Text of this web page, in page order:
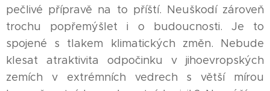
pečlivé přípravě na to příští. Neuškodí zároveň
trochu popřemýšlet i o budoucnosti. Je to
spojené s tlakem klimatických změn. Nebude
klesat atraktivita odpočinku v jihoevropských
zemích v extrémních vedrech s větší mírou